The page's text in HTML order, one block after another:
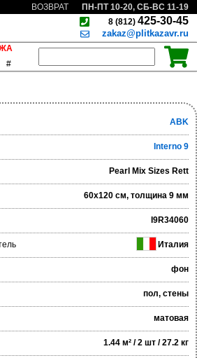
ВОЗВРАТ
ПН-ПТ 10-20, СБ-ВС 11-19
8 (812) 425-30-45
zakaz@plitkazavr.ru
#
ABK
Interno 9
Pearl Mix Sizes Rett
60x120 см, толщина 9 мм
I9R34060
Италия
фон
пол, стены
матовая
1.44 м² / 2 шт / 27.2 кг